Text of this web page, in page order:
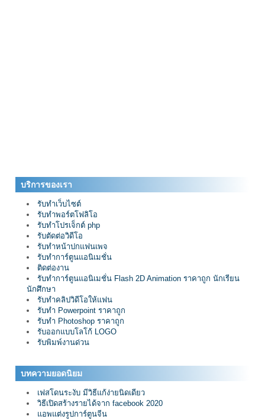
บริการของเรา
รับทำเว็บไซต์
รับทำพอร์ตโฟลิโอ
รับทำโปรเจ็กต์ php
รับตัดต่อวิดีโอ
รับทำหน้าปกแฟนเพจ
รับทำการ์ตูนแอนิเมชั่น
ติดต่องาน
รับทำการ์ตูนแอนิเมชั่น Flash 2D Animation ราคาถูก นักเรียน
นักศึกษา
รับทำคลิปวิดีโอให้แฟน
รับทำ Powerpoint ราคาถูก
รับทำ Photoshop ราคาถูก
รับออกแบบโลโก้ LOGO
รับพิมพ์งานด่วน
บทความยอดนิยม
เฟสโดนระงับ มีวิธีแก้ง่ายนิดเดียว
วิธีเปิดสร้างรายได้จาก facebook 2020
แอพแต่งรูปการ์ตูนจีน